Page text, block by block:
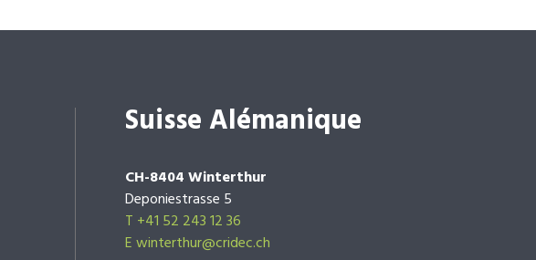
Suisse Alémanique
CH-8404 Winterthur
Deponiestrasse 5
T +41 52 243 12 36
E winterthur@cridec.ch